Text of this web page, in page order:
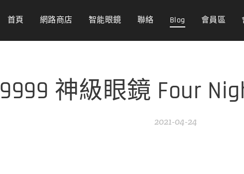
首頁 網路商店 智能眼鏡 聯絡 Blog 會員區
9999 神級眼鏡 Four
2021-04-24